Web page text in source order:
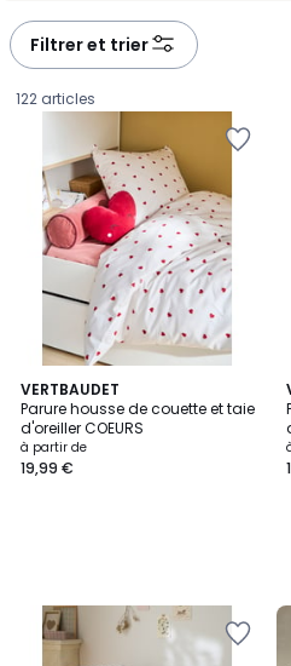
Filtrer et trier
122 articles
VERTBAUDET
Parure housse de couette et taie
d'oreiller COEURS
Prix
à
à partir de
19,99 €